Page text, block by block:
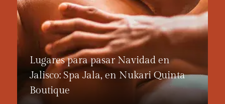
Lugares para pasar Navidad en
Jalisco: Spa Jala, en Nukari Quinta
Boutique